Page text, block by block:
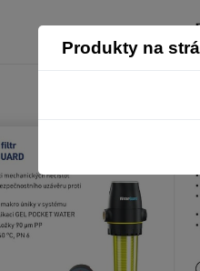
Produkty na